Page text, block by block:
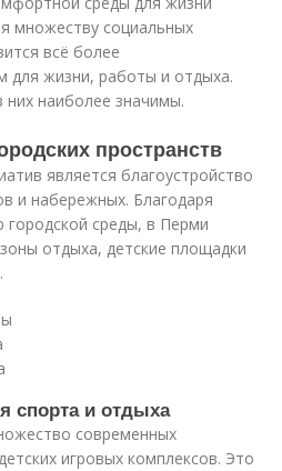
множеству социальных
всё более
для жизни, работы и отдыха.
них наиболее значимы.
пространств
является благоустройство
и набережных. Благодаря
среды, в Перми
отдыха, детские площадки
спорта и отдыха
современных
игровых комплексов. Это